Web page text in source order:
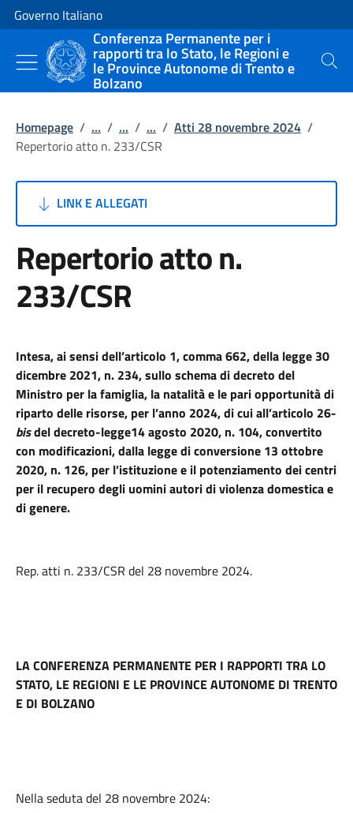
Vai al contenuto
Vai alla navigazione del sito
Governo Italiano
Conferenza Permanente per i
rapporti tra lo Stato, le Regioni e
le Province Autonome di Trento e
Bolzano
Cerca
Homepage / ... / ... / ... / Atti 28 novembre 2024 /
Repertorio atto n. 233/CSR
LINK E ALLEGATI
Repertorio atto n.
233/CSR
Intesa, ai sensi dell’articolo 1, comma 662, della legge 30
dicembre 2021, n. 234, sullo schema di decreto del
Ministro per la famiglia, la natalità e le pari opportunità di
riparto delle risorse, per l’anno 2024, di cui all’articolo 26-
bisdel decreto-legge14 agosto 2020, n. 104, convertito
con modificazioni, dalla legge di conversione 13 ottobre
2020, n. 126, per l’istituzione e il potenziamento dei centri
per il recupero degli uomini autori di violenza domestica e
di genere.
Rep. atti n. 233/CSR del 28 novembre 2024.
LA CONFERENZA PERMANENTE PER I RAPPORTI TRA LO
STATO, LE REGIONI E LE PROVINCE AUTONOME DI TRENTO
E DI BOLZANO
Nella seduta del 28 novembre 2024: